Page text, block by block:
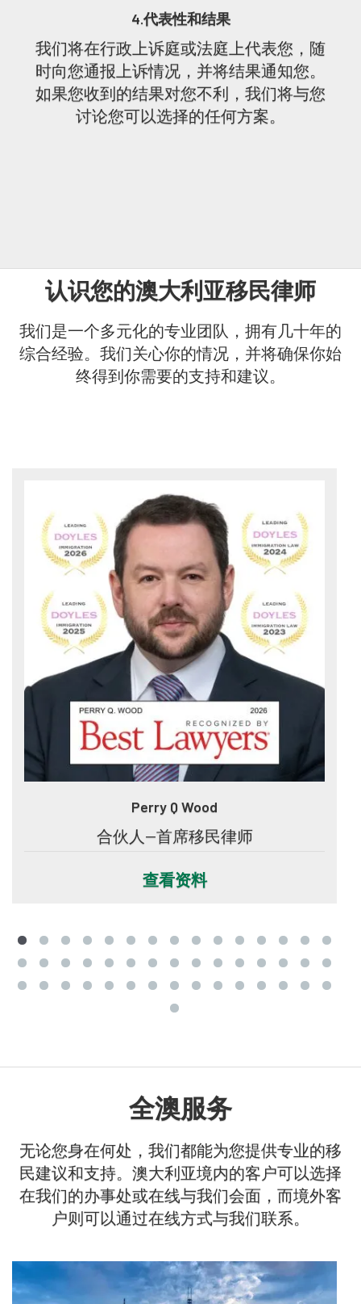
4.代表性和结果
我们将在行政上诉庭或法庭上代表您，随
时向您通报上诉情况，并将结果通知您。
如果您收到的结果对您不利，我们将与您
讨论您可以选择的任何方案。
认识您的澳大利亚移民律师
我们是一个多元化的专业团队，拥有几十年的
综合经验。我们关心你的情况，并将确保你始
终得到你需要的支持和建议。
Perry Q Wood
合伙人--首席移民律师
查看资料
全澳服务
无论您身在何处，我们都能为您提供专业的移
民建议和支持。澳大利亚境内的客户可以选择
在我们的办事处或在线与我们会面，而境外客
户则可以通过在线方式与我们联系。